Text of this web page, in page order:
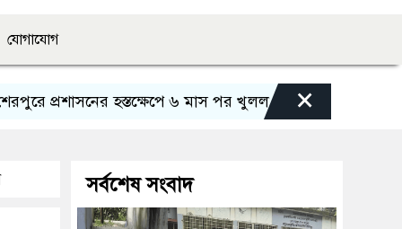
যোগাযোগ
হস্তক্ষেপে ৬ মাস পর খুলল ভাটরা প্রাথমিক বিদ্যালয়ের পথ
×
সর্বশেষ সংবাদ